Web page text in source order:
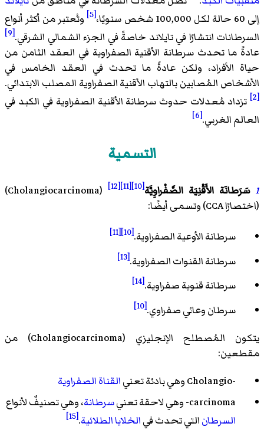
إلى 60 حالة لكل 100,000 شخص سنويًا،
[5]
وتُعتبر من أكثر أنواع
السرطانات انتشارًا في تايلاند خاصةً في الجزء الشمالي الشرقي.[9]
عادةً ما تحدث سرطانة الأقنية الصفراوية في العقد الثامن من
حياة الأفراد، ولكن عادةً ما تحدث في العقد الخامس في
الأشخاص المُصابين بالتهاب الأقنية الصفراوية المصلب الابتدائي.
[2]
تزداد مُعدلات حدوث سرطانة الأقنية الصفراوية في الكبد في
العالم الغربي.[6]
التسمية
1 سَرَطانَة الأَقْنِيَة الصَّفْراوِيَّة[10]
[11]
[12]
(
Cholangiocarcinoma
)‏
(اختصارًا CCA) وتسمى أيضًا:
سرطانة الأوعية الصفراوية.[10]
[11]
سرطانة القنوات الصفراوية.[13]
سرطانة قنوية صفراوية.[14]
سرطان وعائي صفراوي.[10]
يتكون المُصطلح الإنجليزي (Cholangiocarcinoma) من
مقطعين:
-Cholangio وهي بادئة تعني
القناة الصفراوية
carcinoma- وهي لاحقة تعني
سرطانة، وهي تصنيفٌ لأنواع
السرطانالتي تحدث فيالخلايا الطلائية.
[15]